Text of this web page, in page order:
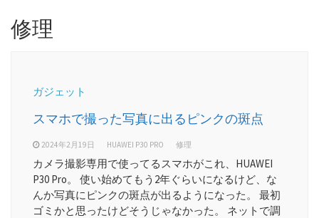
修理
ガジェット
スマホで撮った写真に出るピンクの斑点
2024年2月19日 HUAWEI P30 PRO 修理
カメラ撮影専用で使ってるスマホがこれ、HUAWEI
P30 Pro。 使い始めてもう2年ぐらいになるけど、な
んか写真にピンクの斑点が出るようになった。 最初
ゴミかと思ったけどそうじゃなかった。 ネットで調